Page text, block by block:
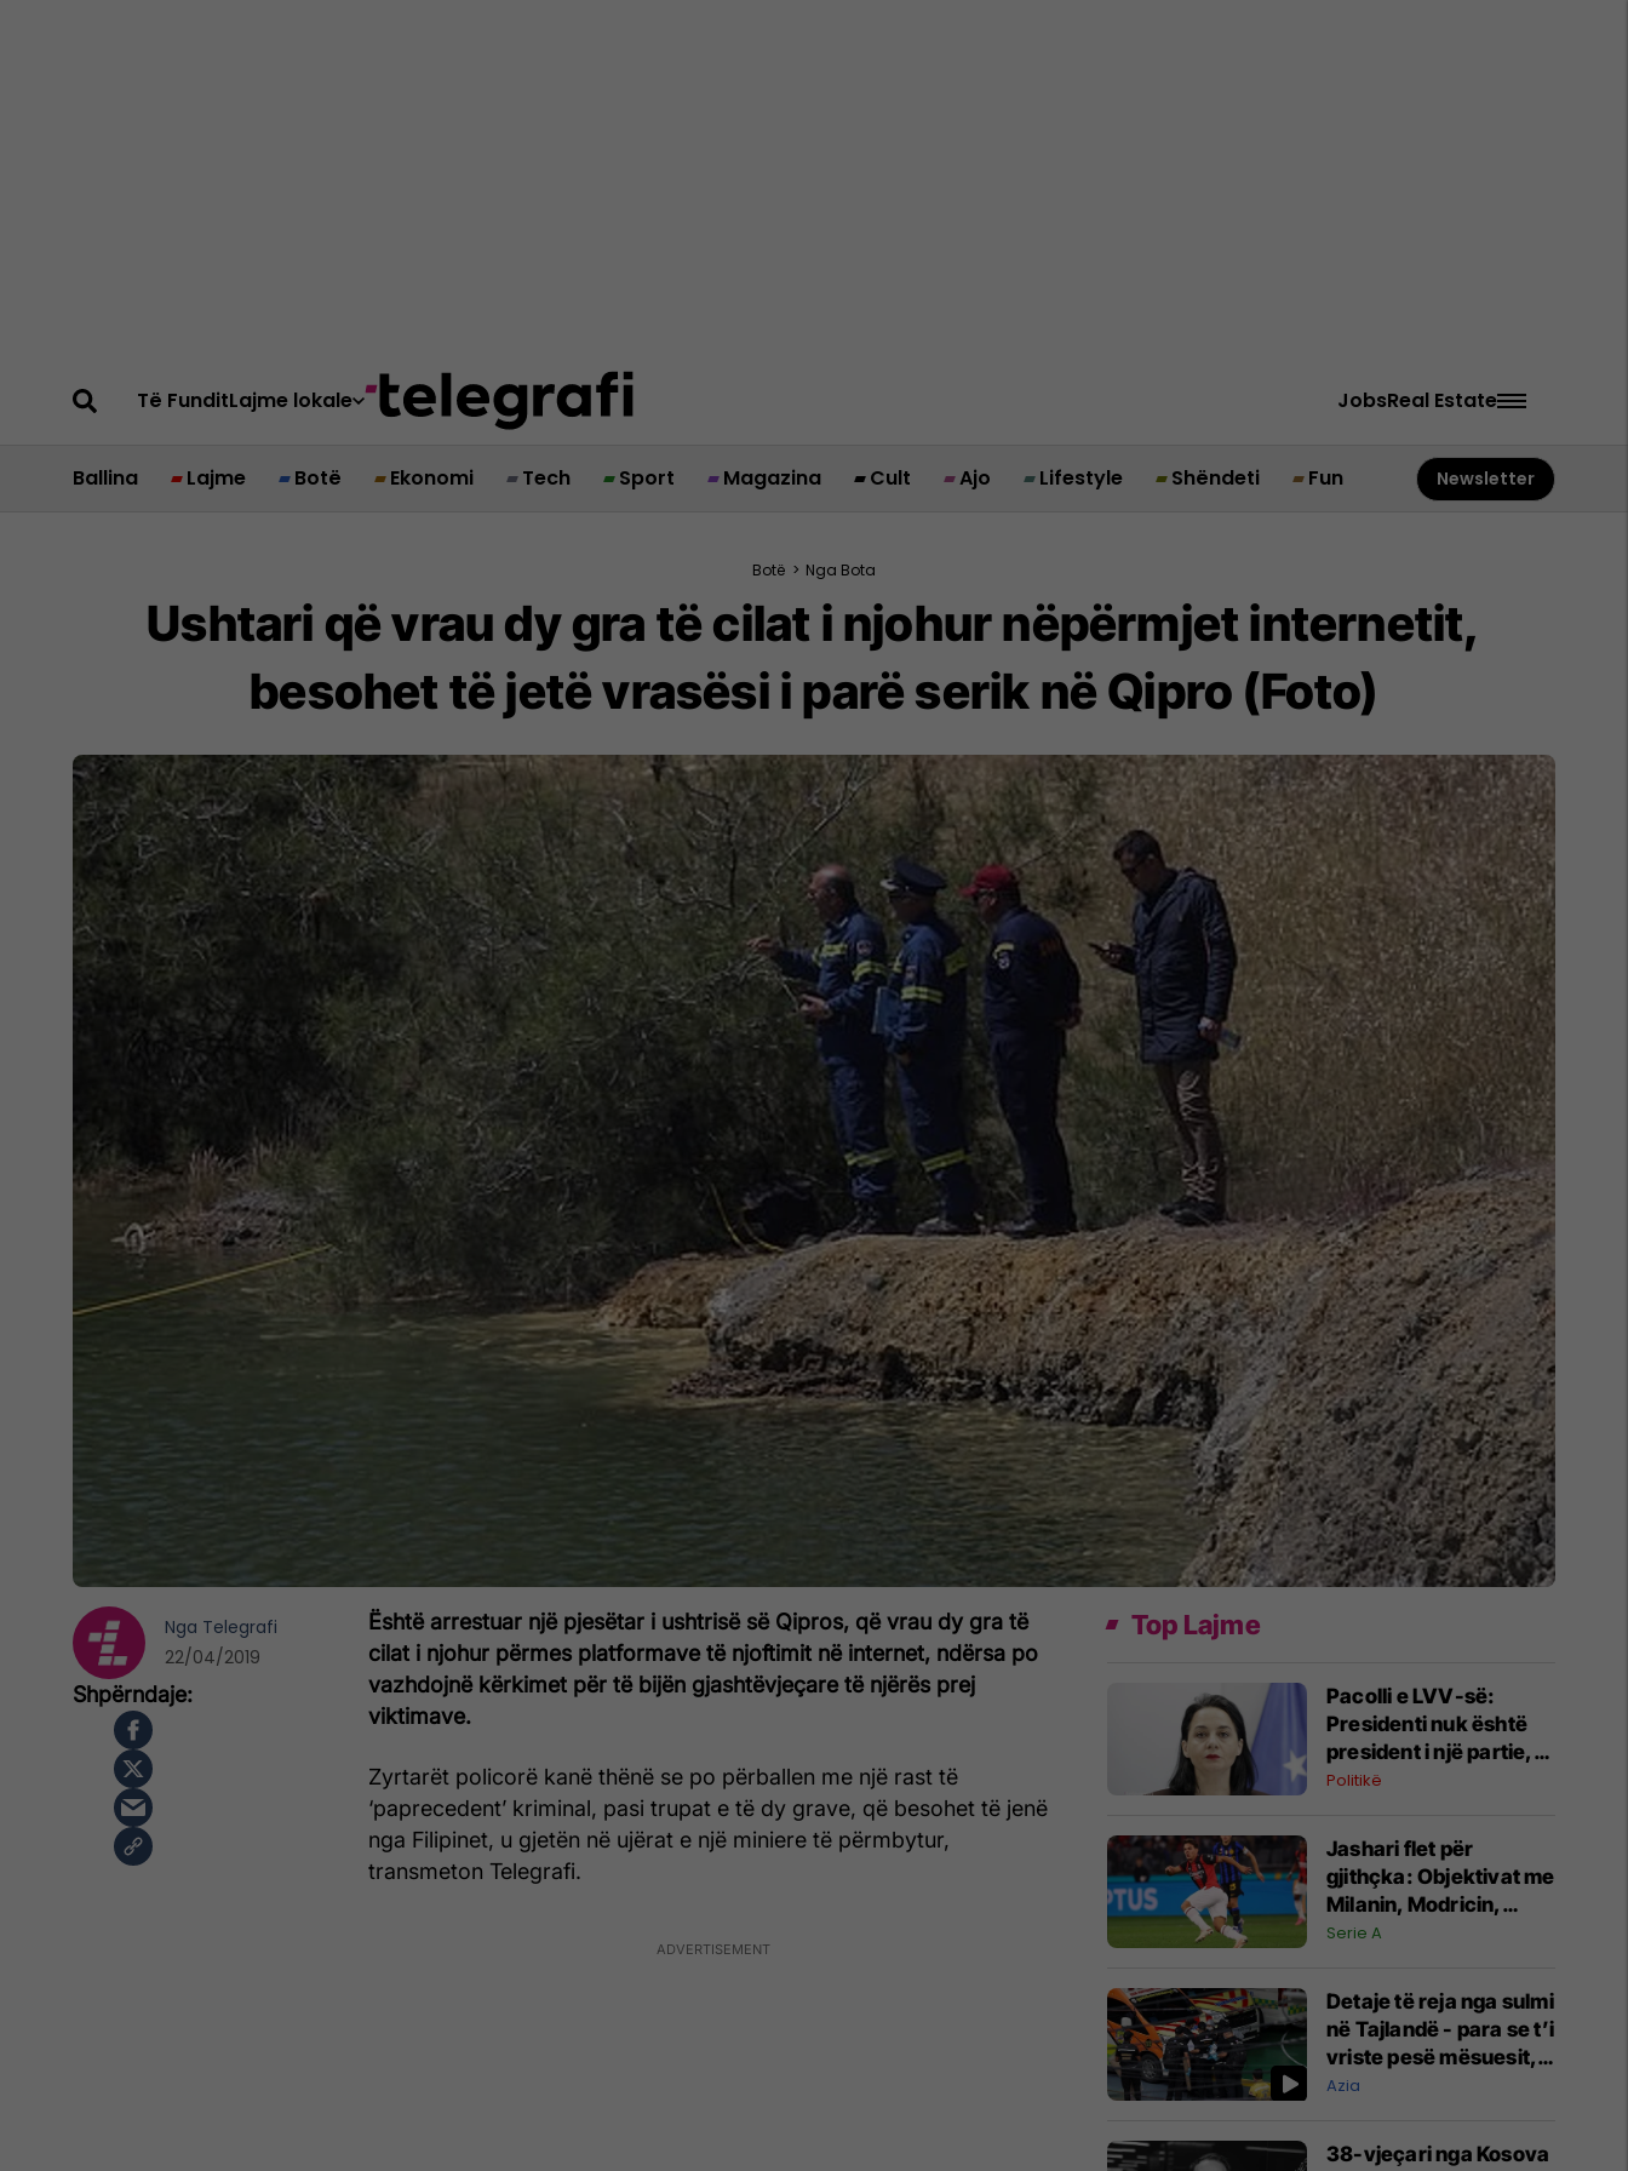
Të FunditLajme lokale JobsReal Estate
Ballina Lajme Botë Ekonomi Tech Sport Magazina Cult Ajo Lifestyle Shëndeti Fun Newsletter
Botë > Nga Bota
Ushtari që vrau dy gra të cilat i njohur nëpërmjet internetit,
besohet të jetë vrasësi i parë serik në Qipro (Foto)
Është arrestuar një pjesëtar i ushtrisë së Qipros, që vrau dy gra të
cilat i njohur përmes platformave të njoftimit në internet, ndërsa po
vazhdojnë kërkimet për të bijën gjashtëvjeçare të njërës prej
viktimave.
Zyrtarët policorë kanë thënë se po përballen me një rast të
‘paprecedent’ kriminal, pasi trupat e të dy grave, që besohet të jenë
nga Filipinet, u gjetën në ujërat e një miniere të përmbytur,
transmeton Telegrafi.
Nga Telegrafi
22/04/2019
Top Lajme
Pacolli e LVV-së:
Presidenti nuk është
president i një partie,
është i Republikës
Politikë
Jashari flet për
gjithçka: Objektivat me
Milanin, Modricin,
minutat dhe ofertat
Atalanta
Serie A
Detaje të reja nga sulmi
në Tajlandë - para se t’i
vriste pesë mësuesit,
nxënësi kishte vrarë
Azia
38-vjeçari nga Kosova